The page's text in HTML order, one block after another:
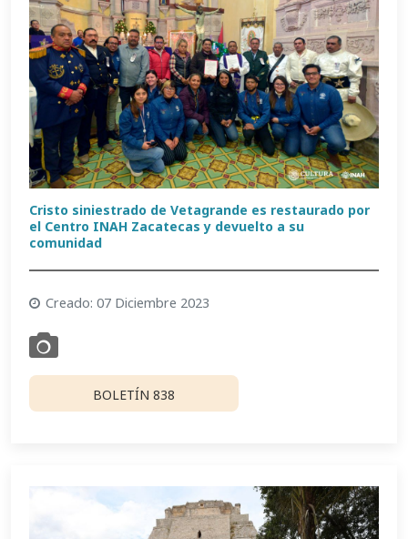
Cristo siniestrado de Vetagrande es restaurado por
el Centro INAH Zacatecas y devuelto a su
comunidad
Creado: 07 Diciembre 2023
BOLETÍN 838